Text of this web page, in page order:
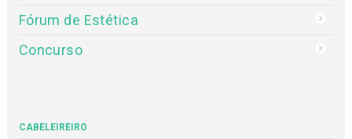
Fórum de Estética
Concurso
CABELEIREIRO